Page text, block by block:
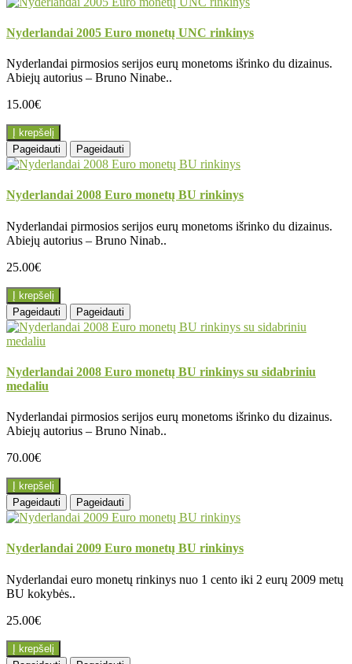
Nyderlandai 2005 Euro monetų UNC rinkinys
Nyderlandai pirmosios serijos eurų monetoms išrinko du dizainus.
Abiejų autorius – Bruno Ninabe..
15.00€
Į krepšelį
Pageidauti
Pageidauti
Nyderlandai 2008 Euro monetų BU rinkinys
Nyderlandai pirmosios serijos eurų monetoms išrinko du dizainus.
Abiejų autorius – Bruno Ninab..
25.00€
Į krepšelį
Pageidauti
Pageidauti
Nyderlandai 2008 Euro monetų BU rinkinys su sidabriniu
medaliu
Nyderlandai pirmosios serijos eurų monetoms išrinko du dizainus.
Abiejų autorius – Bruno Ninab..
70.00€
Į krepšelį
Pageidauti
Pageidauti
Nyderlandai 2009 Euro monetų BU rinkinys
Nyderlandai euro monetų rinkinys nuo 1 cento iki 2 eurų 2009 metų
BU kokybės..
25.00€
Į krepšelį